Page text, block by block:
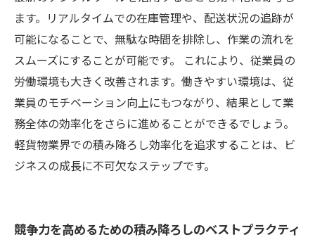
ます。リアルタイムでの在庫管理や、配送状況の追跡が
可能になることで、無駄な時間を排除し、作業の流れを
スムーズにすることが可能です。 これにより、従業員の
労働環境も大きく改善されます。働きやすい環境は、従
業員のモチベーション向上にもつながり、結果として業
務全体の効率化をさらに進めることができるでしょう。
軽貨物業界での積み降ろし効率化を追求することは、ビ
ジネスの成長に不可欠なステップです。
競争力を高めるための積み降ろしのベストプラクティ